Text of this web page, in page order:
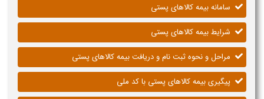
سامانه بیمه کالاهای پستی
شرایط بیمه کالاهای پستی
مراحل و نحوه ثبت نام و دریافت بیمه کالاهای پستی
پیگیری بیمه کالاهای پستی با کد ملی